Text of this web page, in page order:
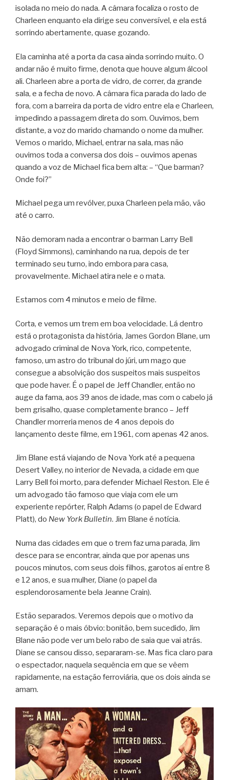
isolada no meio do nada. A câmara focaliza o rosto de
Charleen enquanto ela dirige seu conversível, e ela está
sorrindo abertamente, quase gozando.
Ela caminha até a porta da casa ainda sorrindo muito. O
andar não é muito firme, denota que houve algum álcool
ali. Charleen abre a porta de vidro, de correr, da grande
sala, e a fecha de novo. A câmara fica parada do lado de
fora, com a barreira da porta de vidro entre ela e Charleen,
impedindo a passagem direta do som. Ouvimos, bem
distante, a voz do marido chamando o nome da mulher.
Vemos o marido, Michael, entrar na sala, mas não
ouvimos toda a conversa dos dois – ouvimos apenas
quando a voz de Michael fica bem alta: – “Que barman?
Onde foi?”
Michael pega um revólver, puxa Charleen pela mão, vão
até o carro.
Não demoram nada a encontrar o barman Larry Bell
(Floyd Simmons), caminhando na rua, depois de ter
terminado seu turno, indo embora para casa,
provavelmente. Michael atira nele e o mata.
Estamos com 4 minutos e meio de filme.
Corta, e vemos um trem em boa velocidade. Lá dentro
está o protagonista da história, James Gordon Blane, um
advogado criminal de Nova York, rico, competente,
famoso, um astro do tribunal do júri, um mago que
consegue a absolvição dos suspeitos mais suspeitos
que pode haver. É o papel de Jeff Chandler, então no
auge da fama, aos 39 anos de idade, mas com o cabelo já
bem grisalho, quase completamente branco – Jeff
Chandler morreria menos de 4 anos depois do
lançamento deste filme, em 1961, com apenas 42 anos.
Jim Blane está viajando de Nova York até a pequena
Desert Valley, no interior de Nevada, a cidade em que
Larry Bell foi morto, para defender Michael Reston. Ele é
um advogado tão famoso que viaja com ele um
experiente repórter, Ralph Adams (o papel de Edward
Platt), do New York Bulletin. Jim Blane é notícia.
Numa das cidades em que o trem faz uma parada, Jim
desce para se encontrar, ainda que por apenas uns
poucos minutos, com seus dois filhos, garotos aí entre 8
e 12 anos, e sua mulher, Diane (o papel da
esplendorosamente bela Jeanne Crain).
Estão separados. Veremos depois que o motivo da
separação é o mais óbvio: bonitão, bem sucedido, Jim
Blane não pode ver um belo rabo de saia que vai atrás.
Diane se cansou disso, separaram-se. Mas fica claro para
o espectador, naquela sequência em que se vêem
rapidamente, na estação ferroviária, que os dois ainda se
amam.